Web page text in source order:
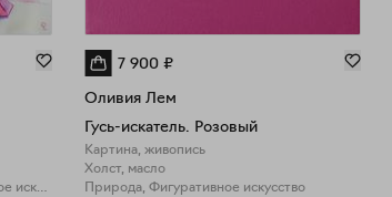
Природа, Фигуративное искусство
7 900 ₽
Оливия Лем
Гусь-искатель. Розовый
Картина, живопись
Холст, масло
Природа, Фигуративное искусство